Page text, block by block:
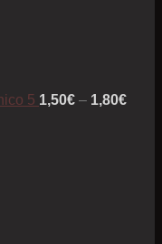
5 1,50€ – 1,80€1,80€